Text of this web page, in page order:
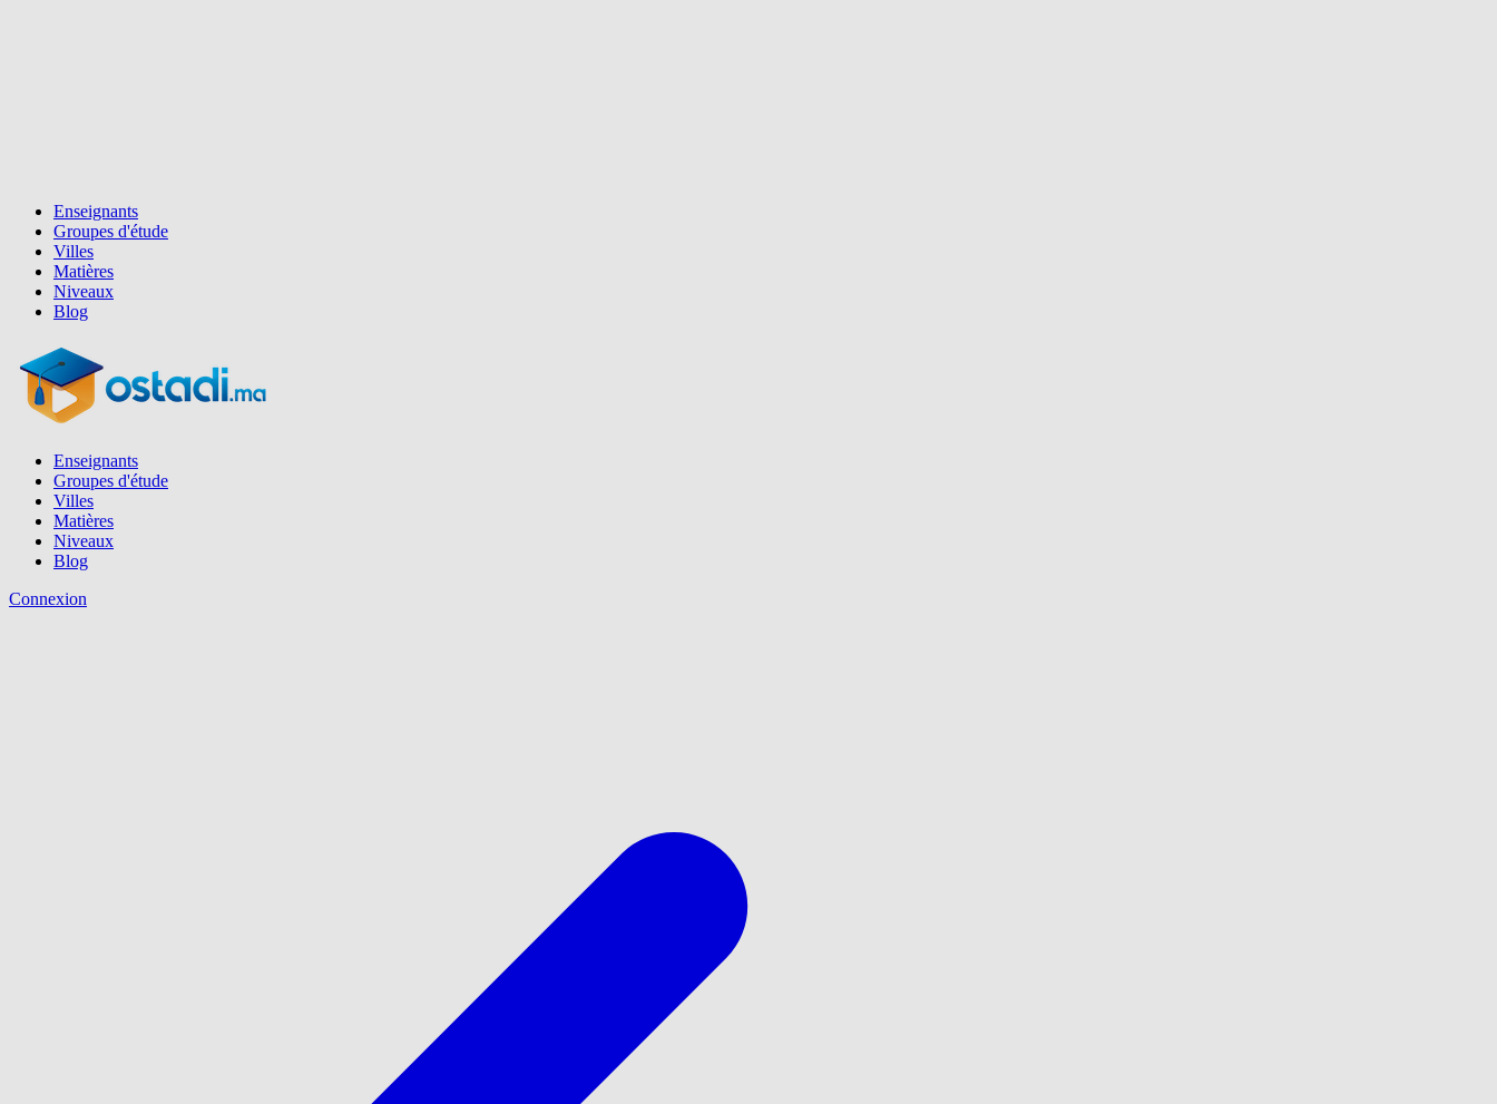
Enseignants
Groupes d'étude
Villes
Matières
Niveaux
Blog
Enseignants
Groupes d'étude
Villes
Matières
Niveaux
Blog
Connexion